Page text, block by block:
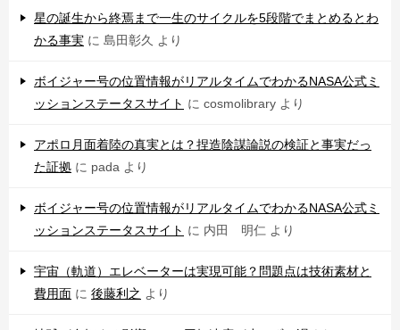
星の誕生から終焉まで一生のサイクルを5段階でまとめるとわ
かる事実 に 島田彰久 より
ボイジャー号の位置情報がリアルタイムでわかるNASA公式ミ
ッションステータスサイト に cosmolibrary より
アポロ月面着陸の真実とは？捏造陰謀論説の検証と事実だっ
た証拠 に pada より
ボイジャー号の位置情報がリアルタイムでわかるNASA公式ミ
ッションステータスサイト に 内田 明仁 より
宇宙（軌道）エレベーターは実現可能？問題点は技術素材と
費用面 に 後藤利之 より